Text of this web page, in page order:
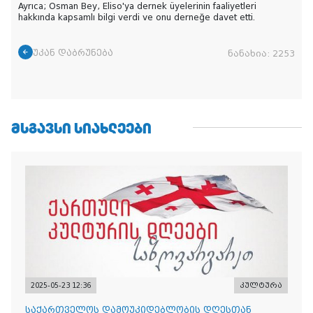
Ayrıca; Osman Bey, Eliso'ya dernek üyelerinin faaliyetleri
hakkında kapsamlı bilgi verdi ve onu derneğe davet etti.
უკან დაბრუნება ნანახია: 2253
ᲛᲡᲒᲐᲕᲡᲘ ᲡᲘᲐᲮᲚᲔᲔᲑᲘ
2025-05-23 12:36 კულტურა
საქართველოს დამოუკიდებლობის დღესთან